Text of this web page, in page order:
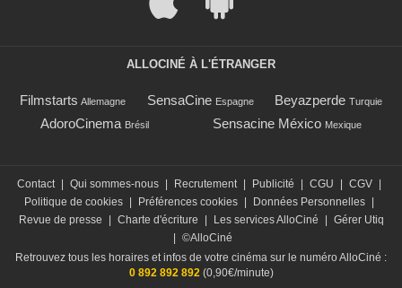
ALLOCINÉ À L'ÉTRANGER
Filmstarts Allemagne SensaCine Espagne Beyazperde Turquie
AdoroCinema Brésil Sensacine México Mexique
Contact | Qui sommes-nous | Recrutement | Publicité | CGU | CGV |
Politique de cookies | Préférences cookies | Données Personnelles |
Revue de presse
| Charte d'écriture | Les services AlloCiné | Gérer Utiq
| ©AlloCiné
Retrouvez tous les horaires et infos de votre cinéma sur le numéro AlloCiné :
0 892 892 892(0,90€/minute)